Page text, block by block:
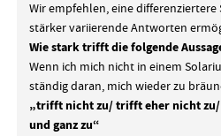
Wir empfehlen, eine differenziertere
stärker variierende Antworten
Wie stark trifft die folgende
Wenn ich mich nicht in einem
ständig daran, mich wieder zu
„trifft nicht zu/ trifft eher nicht
und ganz zu“